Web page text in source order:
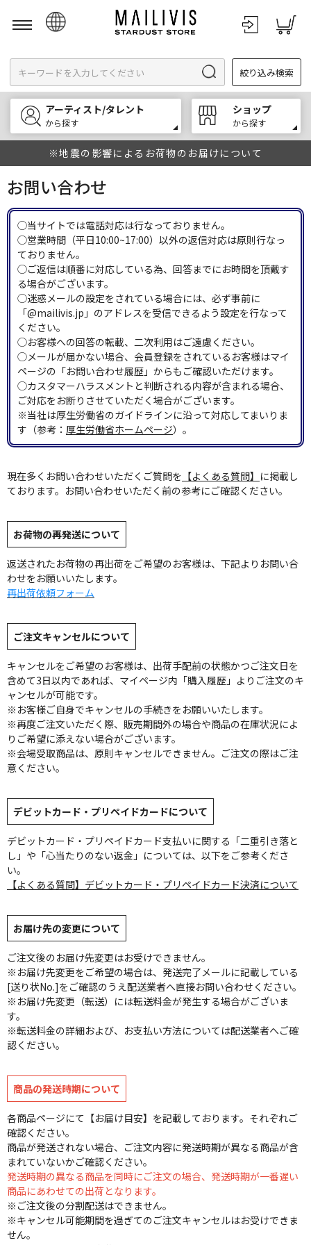
English
한국어
中文
絞り込み検索
アーティスト/タレント
から探す
ショップ
から探す
※地震の影響によるお荷物のお届けについて
お問い合わせ
◯当サイトでは電話対応は行なっておりません。
◯営業時間（平日10:00~17:00）以外の返信対応は原則行なっ
ておりません。
◯ご返信は順番に対応している為、回答までにお時間を頂戴す
る場合がございます。
◯迷惑メールの設定をされている場合には、必ず事前に
「@mailivis.jp」のアドレスを受信できるよう設定を行なって
ください。
◯お客様への回答の転載、二次利用はご遠慮ください。
◯メールが届かない場合、会員登録をされているお客様はマイ
ページの「お問い合わせ履歴」からもご確認いただけます。
◯カスタマーハラスメントと判断される内容が含まれる場合、
ご対応をお断りさせていただく場合がございます。
※当社は厚生労働省のガイドラインに沿って対応してまいりま
す（参考： 厚生労働省ホームページ）。
現在多くお問い合わせいただくご質問を 【よくある質問】 に掲載し
ております。お問い合わせいただく前の参考にご確認ください。
お荷物の再発送について
返送されたお荷物の再出荷をご希望のお客様は、下記よりお問い合
わせをお願いいたします。
再出荷依頼フォーム
ご注文キャンセルについて
キャンセルをご希望のお客様は、出荷手配前の状態かつご注文日を
含めて3日以内であれば、マイページ内「購入履歴」よりご注文のキ
ャンセルが可能です。
※お客様ご自身でキャンセルの手続きをお願いいたします。
※再度ご注文いただく際、販売期間外の場合や商品の在庫状況によ
りご希望に添えない場合がございます。
※会場受取商品は、原則キャンセルできません。ご注文の際はご注
意ください。
デビットカード・プリペイドカードについて
デビットカード・プリペイドカード支払いに関する「二重引き落と
し」や「心当たりのない返金」については、以下をご参考くださ
い。
【よくある質問】デビットカード・プリペイドカード決済について
お届け先の変更について
ご注文後のお届け先変更はお受けできません。
※お届け先変更をご希望の場合は、発送完了メールに記載している
[送り状No.]をご確認のうえ配送業者へ直接お問い合わせください。
※お届け先変更（転送）には転送料金が発生する場合がございま
す。
※転送料金の詳細および、お支払い方法については配送業者へご確
認ください。
商品の発送時期について
各商品ページにて【お届け目安】を記載しております。それぞれご
確認ください。
商品が発送されない場合、ご注文内容に発送時期が異なる商品が含
まれていないかご確認ください。
発送時期の異なる商品を同時にご注文の場合、発送時期が一番遅い
商品にあわせての出荷となります。
※ご注文後の分割配送はできません。
※キャンセル可能期間を過ぎてのご注文キャンセルはお受けできま
せん。